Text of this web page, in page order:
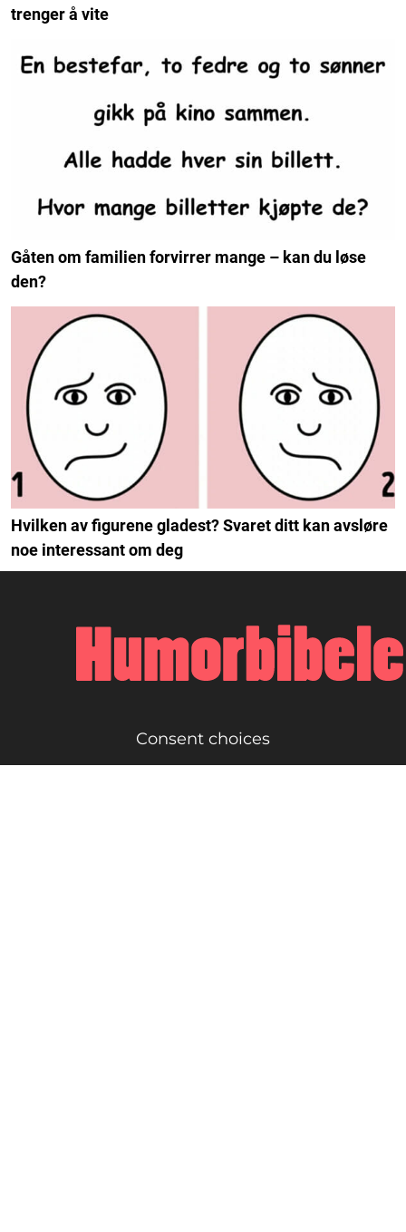
trenger å vite
Gåten om familien forvirrer mange – kan du løse
den?
Hvilken av figurene gladest? Svaret ditt kan avsløre
noe interessant om deg
Consent choices